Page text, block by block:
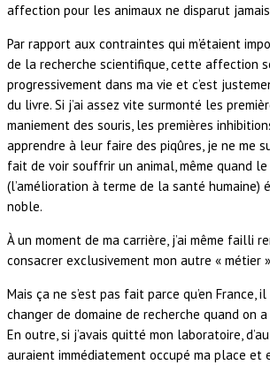
affection pour les animaux ne disparut
Par rapport aux contraintes qui m’étaient
de la recherche scientifique, cette affection
progressivement dans ma vie et c’est
du livre. Si j’ai assez vite surmonté les
maniement des souris, les premières
apprendre à leur faire des piqûres, je ne me
fait de voir souffrir un animal, même quand
(l’amélioration à terme de la santé humaine)
noble.
À un moment de ma carrière, j’ai même failli
consacrer exclusivement mon autre « métier
Mais ça ne s’est pas fait parce qu’en
changer de domaine de recherche quand on
En outre, si j’avais quitté mon laboratoire,
auraient immédiatement occupé ma place et